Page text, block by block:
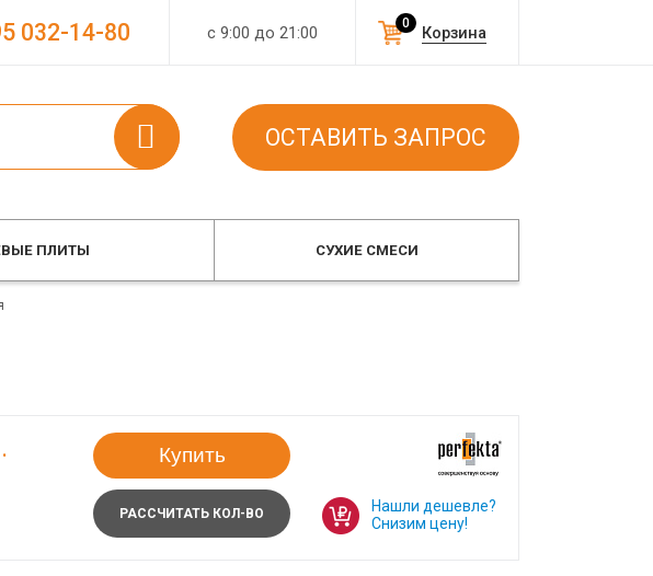
с 9:00 до 21:00 Корзина
0
032-14-80
ОСТАВИТЬ ЗАПРОС
ПЛИТЫ СУХИЕ СМЕСИ
Купить
РАССЧИТАТЬ КОЛ-ВО
Нашли дешевле?
Снизим цену!